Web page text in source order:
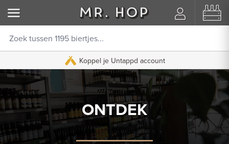
Koppel je Untappd account
ONTDEK